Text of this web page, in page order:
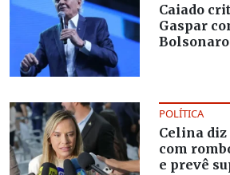
Caiado
Gaspar
Bolsonaro
POLÍTICA
Celina diz
com
e prevê